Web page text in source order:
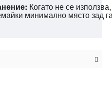
Когато не се
минимално място зад